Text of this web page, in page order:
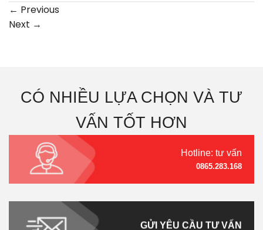
← Previous
Next →
CÓ NHIỀU LỰA CHỌN VÀ TƯ
VẤN TỐT HƠN
Hotline: tư vấn
0865.283.168
GỬI YÊU CẦU TƯ VẤN